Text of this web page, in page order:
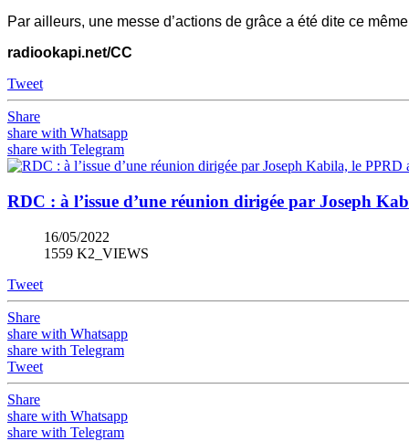
Par ailleurs, une messe d’actions de grâce a été dite ce
radiookapi.net/CC
Tweet
Share
share with Whatsapp
share with Telegram
RDC : à l’issue d’une réunion dirigée par Joseph
16/05/2022
1559 K2_VIEWS
Tweet
Share
share with Whatsapp
share with Telegram
Tweet
Share
share with Whatsapp
share with Telegram